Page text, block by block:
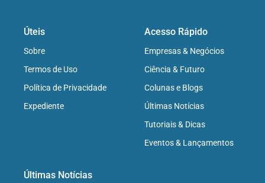
Úteis
Sobre
Termos de Uso
Política de Privacidade
Expediente
Acesso Rápido
Empresas & Negócios
Ciência & Futuro
Colunas e Blogs
Últimas Notícias
Tutoriais & Dicas
Eventos & Lançamentos
Últimas Notícias